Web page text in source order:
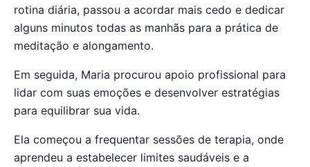
rotina diária, passou a acordar mais cedo e dedicar
alguns minutos todas as manhãs para a prática de
meditação e alongamento.
Em seguida, Maria procurou apoio profissional para
lidar com suas emoções e desenvolver estratégias
para equilibrar sua vida.
Ela começou a frequentar sessões de terapia, onde
aprendeu a estabelecer limites saudáveis e a